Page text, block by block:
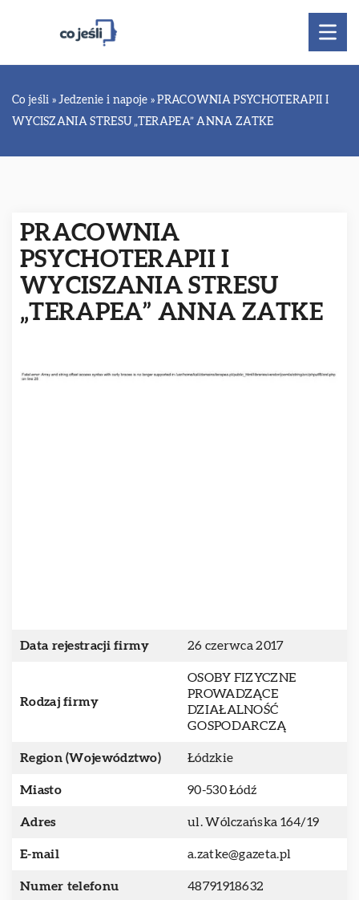
Co jeśli »Jedzenie i napoje »PRACOWNIA PSYCHOTERAPII I
WYCISZANIA STRESU „TERAPEA” ANNA ZATKE
PRACOWNIA
PSYCHOTERAPII I
WYCISZANIA STRESU
„TERAPEA” ANNA ZATKE
Data rejestracji firmy 26 czerwca 2017
Rodzaj firmy
OSOBY FIZYCZNE
PROWADZĄCE
DZIAŁALNOŚĆ
GOSPODARCZĄ
Region (Województwo) Łódzkie
Miasto 90-530 Łódź
Adres ul. Wólczańska 164/19
E-mail a.zatke@gazeta.pl
Numer telefonu 48791918632